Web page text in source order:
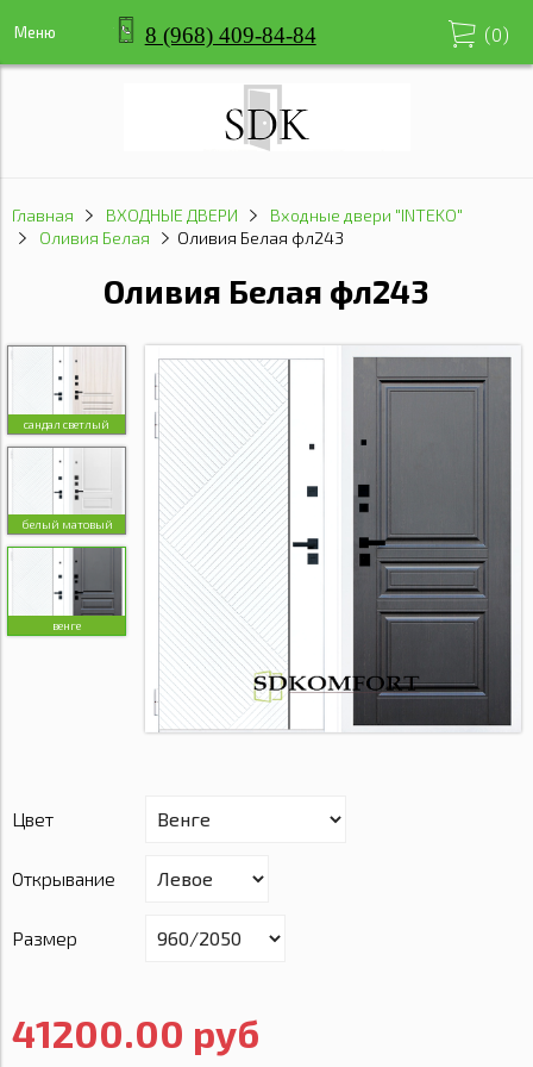
Меню 8 (968) 409-84-84 (0)
Главная ВХОДНЫЕ ДВЕРИ
Входные двери "INTEKO"
Оливия Белая
Оливия Белая фл243
Оливия Белая фл243
сандал светлый
белый матовый
венге
Цвет
Открывание
Размер
41200.00 руб